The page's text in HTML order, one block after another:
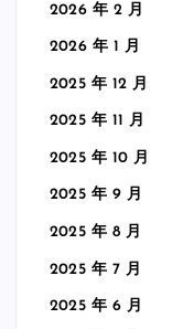
2026 年 2 月
2026 年 1 月
2025 年 12 月
2025 年 11 月
2025 年 10 月
2025 年 9 月
2025 年 8 月
2025 年 7 月
2025 年 6 月